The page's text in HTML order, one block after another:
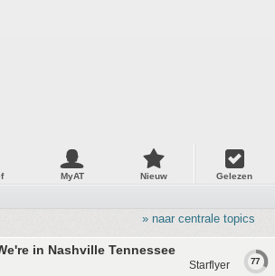
MyAT Nieuw Gelezen
» naar centrale topics
in Nashville Tennessee
Starflyer 77